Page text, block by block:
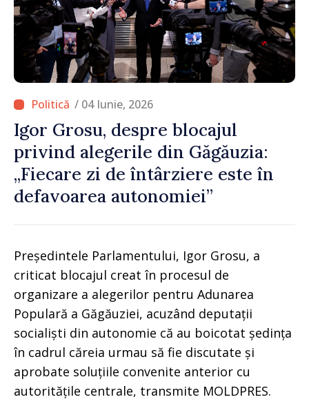
/ 04 Iunie, 2026
Igor Grosu, despre blocajul
privind alegerile din Găgăuzia:
„Fiecare zi de întârziere este în
defavoarea autonomiei”
Președintele Parlamentului, Igor Grosu, a
criticat blocajul creat în procesul de
organizare a alegerilor pentru Adunarea
Populară a Găgăuziei, acuzând deputații
socialiști din autonomie că au boicotat ședința
în cadrul căreia urmau să fie discutate și
aprobate soluțiile convenite anterior cu
autoritățile centrale, transmite MOLDPRES.